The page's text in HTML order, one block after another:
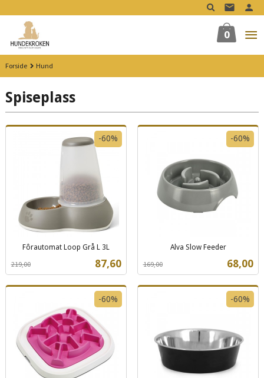
til
innholdet
0
Forside Hund
Spiseplass
Fôrautomat Loop Grå L 3L
Tilbud
87,60
219,00
-60%
mva.
Alva Slow Feeder
Tilbud
68,00
169,00
-60%
mva.
-60% -60%